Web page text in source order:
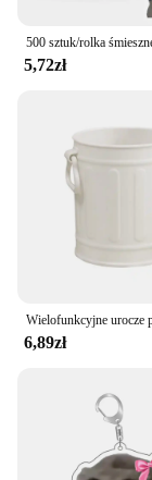
5,72zł
6,89zł